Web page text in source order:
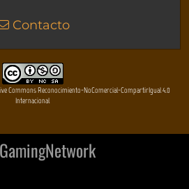
Contacto
Commons Reconocimiento-NoComercial-CompartirIgual 4.0
Internacional